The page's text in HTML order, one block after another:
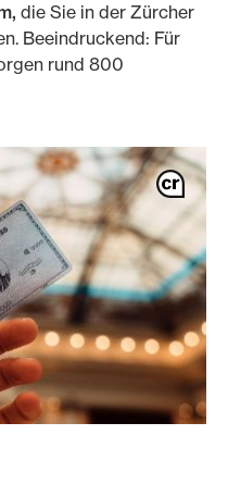
die Sie in der Zürcher
Beeindruckend: Für
rund 800